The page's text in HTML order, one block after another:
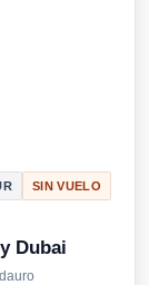
SIN VUELO
Dubai